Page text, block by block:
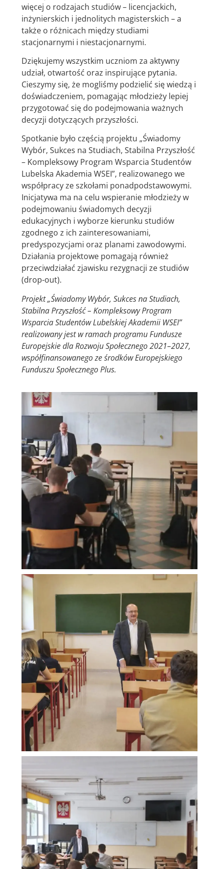
więcej o rodzajach studiów – licencjackich,
inżynierskich i jednolitych magisterskich – a
także o różnicach między studiami
stacjonarnymi i niestacjonarnymi.
Dziękujemy wszystkim uczniom za aktywny
udział, otwartość oraz inspirujące pytania.
Cieszymy się, że mogliśmy podzielić się wiedzą i
doświadczeniem, pomagając młodzieży lepiej
przygotować się do podejmowania ważnych
decyzji dotyczących przyszłości.
Spotkanie było częścią projektu „Świadomy
Wybór, Sukces na Studiach, Stabilna Przyszłość
– Kompleksowy Program Wsparcia Studentów
Lubelska Akademia WSEI”, realizowanego we
współpracy ze szkołami ponadpodstawowymi.
Inicjatywa ma na celu wspieranie młodzieży w
podejmowaniu świadomych decyzji
edukacyjnych i wyborze kierunku studiów
zgodnego z ich zainteresowaniami,
predyspozycjami oraz planami zawodowymi.
Działania projektowe pomagają również
przeciwdziałać zjawisku rezygnacji ze studiów
(drop-out).
Projekt „Świadomy Wybór, Sukces na Studiach,
Stabilna Przyszłość – Kompleksowy Program
Wsparcia Studentów Lubelskiej Akademii WSEI”
realizowany jest w ramach programu Fundusze
Europejskie dla Rozwoju Społecznego 2021–2027,
współfinansowanego ze środków Europejskiego
Funduszu Społecznego Plus.